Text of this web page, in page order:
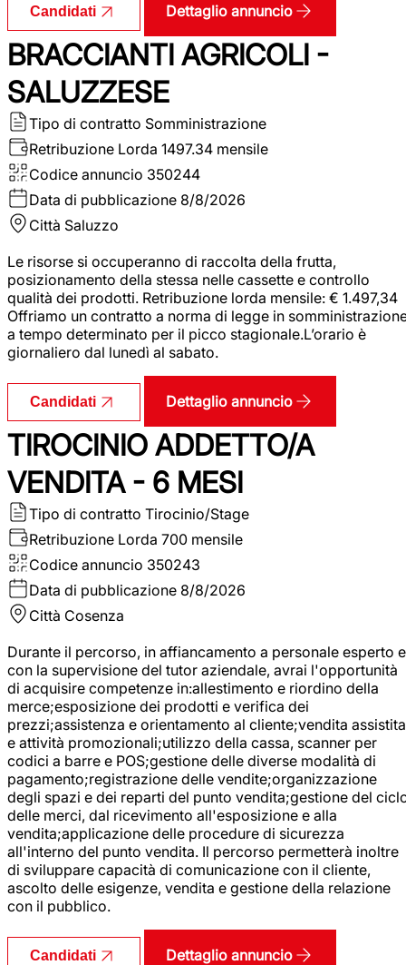
Candidati Dettaglio annuncio
BRACCIANTI AGRICOLI -
SALUZZESE
Tipo di contratto Somministrazione
Retribuzione Lorda 1497.34 mensile
Codice annuncio 350244
Data di pubblicazione 8/8/2026
Città Saluzzo
Le risorse si occuperanno di raccolta della frutta,
posizionamento della stessa nelle cassette e controllo
qualità dei prodotti. Retribuzione lorda mensile: € 1.497,34
Offriamo un contratto a norma di legge in
a tempo determinato per il picco stagionale.L’orario è
giornaliero dal lunedì al sabato.
Candidati Dettaglio annuncio
TIROCINIO ADDETTO/A
VENDITA - 6 MESI
Tipo di contratto Tirocinio/Stage
Retribuzione Lorda 700 mensile
Codice annuncio 350243
Data di pubblicazione 8/8/2026
Città Cosenza
Durante il percorso, in affiancamento a personale esperto e
con la supervisione del tutor aziendale, avrai l'opportunità
di acquisire competenze in:allestimento e riordino della
merce;esposizione dei prodotti e verifica dei
prezzi;assistenza e orientamento al cliente;vendita assistita
e attività promozionali;utilizzo della cassa, scanner per
codici a barre e POS;gestione delle diverse modalità di
pagamento;registrazione delle vendite;organizzazione
degli spazi e dei reparti del punto vendita;gestione del
delle merci, dal ricevimento all'esposizione e alla
vendita;applicazione delle procedure di sicurezza
all'interno del punto vendita. Il percorso permetterà inoltre
di sviluppare capacità di comunicazione con il cliente,
ascolto delle esigenze, vendita e gestione della relazione
con il pubblico.
Candidati Dettaglio annuncio